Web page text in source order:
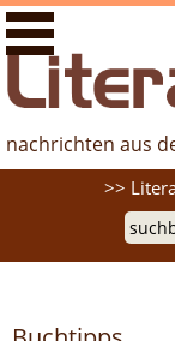
Literatur
nachrichten aus
>>